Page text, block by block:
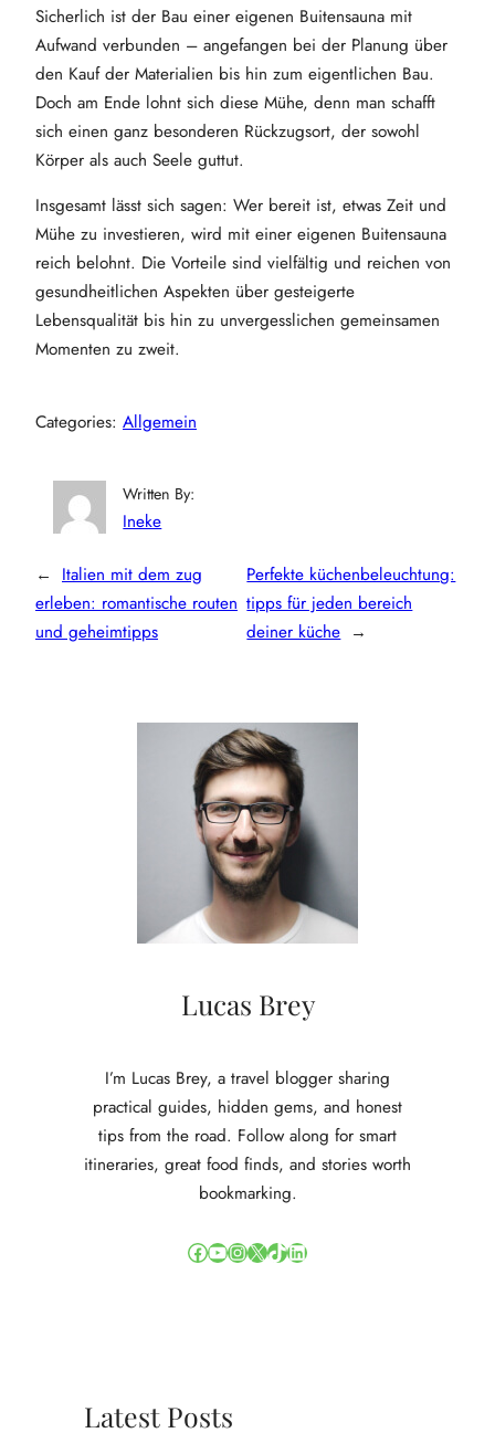
Sicherlich ist der Bau einer eigenen Buitensauna mit
Aufwand verbunden – angefangen bei der Planung über
den Kauf der Materialien bis hin zum eigentlichen Bau.
Doch am Ende lohnt sich diese Mühe, denn man schafft
sich einen ganz besonderen Rückzugsort, der sowohl
Körper als auch Seele guttut.
Insgesamt lässt sich sagen: Wer bereit ist, etwas Zeit und
Mühe zu investieren, wird mit einer eigenen Buitensauna
reich belohnt. Die Vorteile sind vielfältig und reichen von
gesundheitlichen Aspekten über gesteigerte
Lebensqualität bis hin zu unvergesslichen gemeinsamen
Momenten zu zweit.
Categories: Allgemein
Written By:
Ineke
← Italien mit dem zug
erleben: romantische routen
und geheimtipps
Perfekte küchenbeleuchtung:
tipps für jeden bereich
deiner küche →
Lucas Brey
I’m Lucas Brey, a travel blogger sharing
practical guides, hidden gems, and honest
tips from the road. Follow along for smart
itineraries, great food finds, and stories worth
bookmarking.
Facebook YouTube InstagramX TikTok LinkedIn
Latest Posts